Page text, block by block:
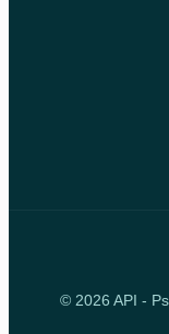
© 2026 API -